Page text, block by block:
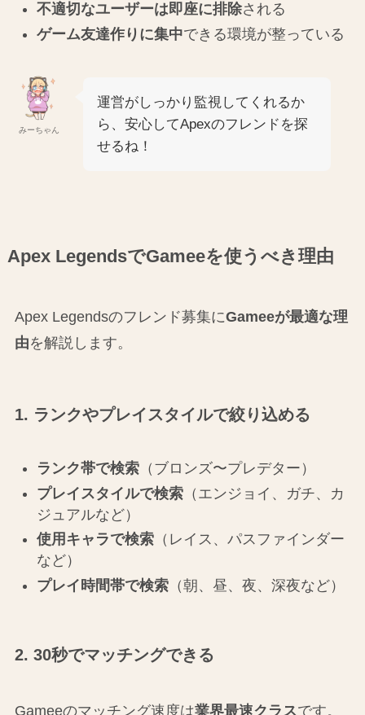
不適切なユーザーは即座に排除される
ゲーム友達作りに集中できる環境が整っている
みーちゃん
運営がしっかり監視してくれるか
ら、安心してApexのフレンドを探
せるね！
Apex LegendsでGameeを使うべき理由
Apex Legendsのフレンド募集にGameeが最適な理
由を解説します。
1. ランクやプレイスタイルで絞り込める
ランク帯で検索（ブロンズ〜プレデター）
プレイスタイルで検索（エンジョイ、ガチ、カ
ジュアルなど）
使用キャラで検索（レイス、パスファインダー
など）
プレイ時間帯で検索（朝、昼、夜、深夜など）
2. 30秒でマッチングできる
Gameeのマッチング速度は業界最速クラスです。